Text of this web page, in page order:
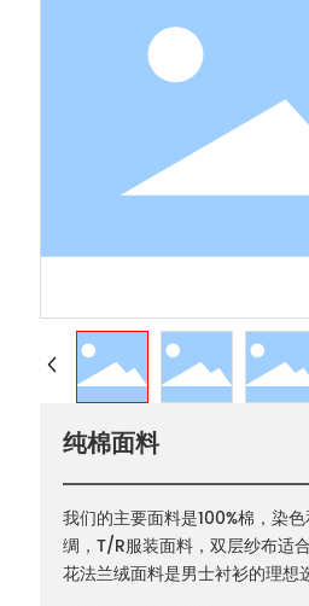
纯棉面料
我们的主要面料是100%棉，染
绸，T/R服装面料，双层纱布适
花法兰绒面料是男士衬衫的理想